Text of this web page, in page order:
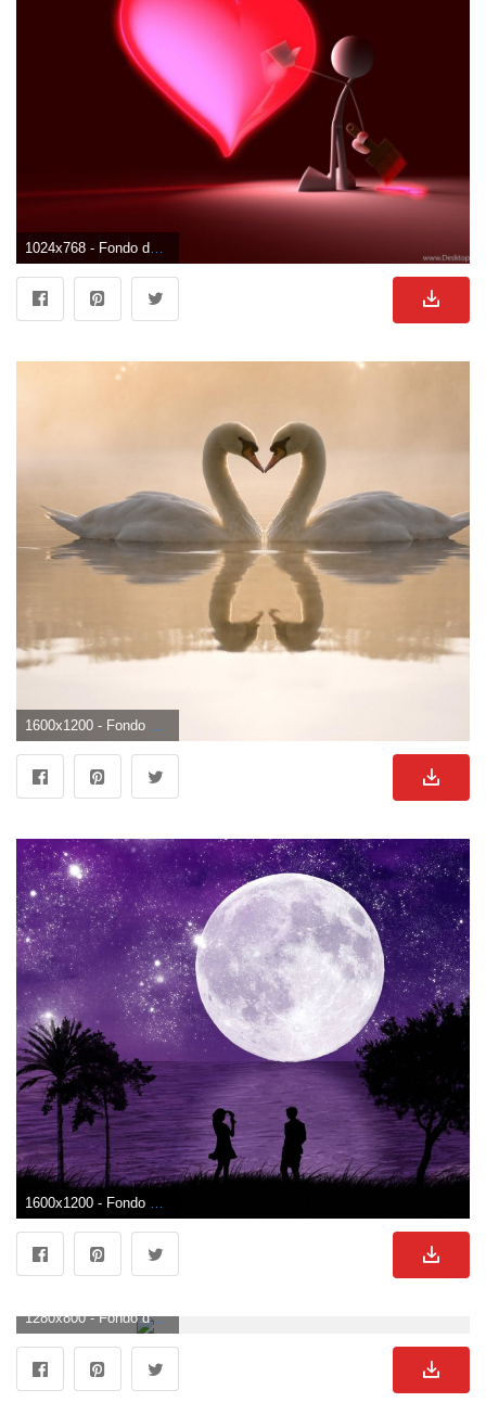
1600x1200 - Fondo de pantalla de 1600x1200. Fondo para computadora de enamorados.
1600x1200 - Fondo de pantalla de 1600x1200. Fondo para computadora de enamorados.
1280x800 - Fondo de pantalla de 1280x800. Wallpaper de enamorados.